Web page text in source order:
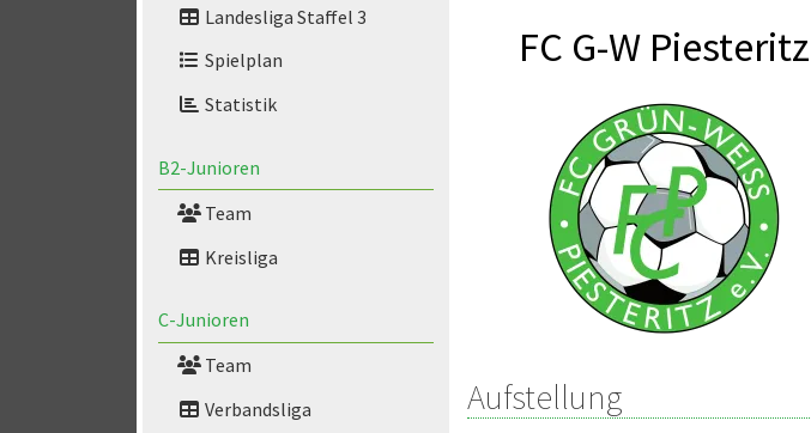
Landesliga Staffel 3
Spielplan
Statistik
B2-Junioren
Team
Kreisliga
C-Junioren
Team
Verbandsliga
FC G-W Piesteritz
Aufstellung